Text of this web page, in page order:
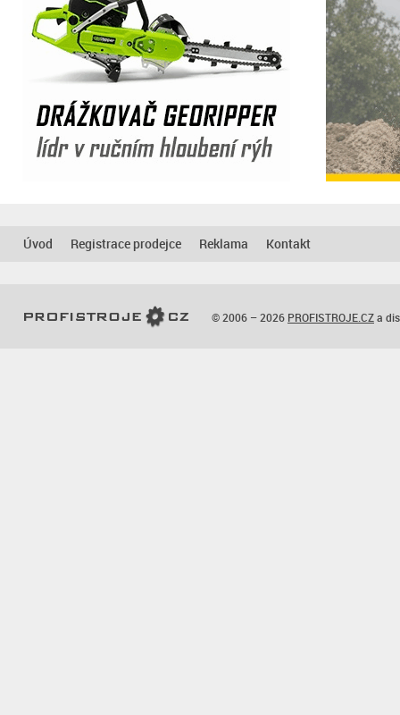
Úvod Registrace prodejce Reklama Kontakt
© 2006 – 2026 PROFISTROJE.CZa